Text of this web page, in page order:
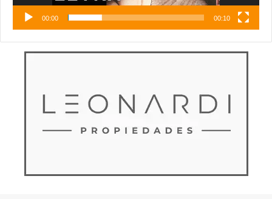
00:00 00:10